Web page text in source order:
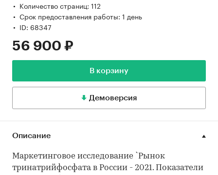
Количество страниц: 112
Срок предоставления работы: 1 день
ID: 68347
56 900 ₽
В корзину
Демоверсия
Описание
Маркетинговое исследование `Рынок
тринатрийфосфата в России - 2021. Показатели